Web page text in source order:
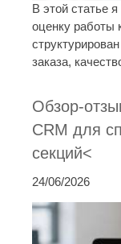
В этой статье
оценку работы
заказа,
Обзор-
CRM для
секций<
24/06/2026